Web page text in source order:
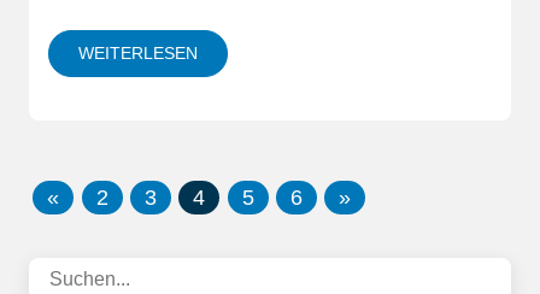
WEITERLESEN
« 2 3 4 5 6 »